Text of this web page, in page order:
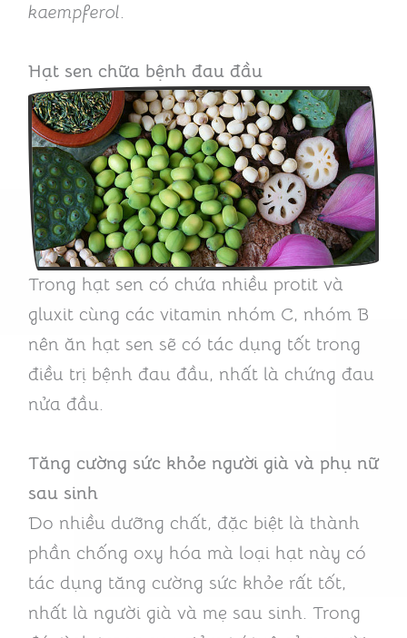
kaempferol.
Hạt sen chữa bệnh đau đầu
Trong hạt sen có chứa nhiều protit và
gluxit cùng các vitamin nhóm C, nhóm B
nên ăn hạt sen sẽ có tác dụng tốt trong
điều trị bệnh đau đầu, nhất là chứng đau
nửa đầu.
Tăng cường sức khỏe người già và phụ nữ
sau sinh
Do nhiều dưỡng chất, đặc biệt là thành
phần chống oxy hóa mà loại hạt này có
tác dụng tăng cường sức khỏe rất tốt,
nhất là người già và mẹ sau sinh. Trong